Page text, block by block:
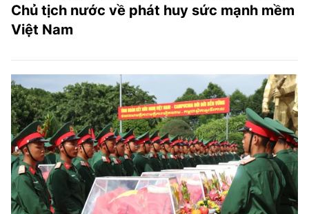
Chủ tịch nước về phát huy sức mạnh mềm
Việt Nam